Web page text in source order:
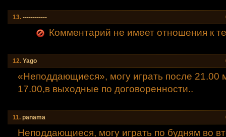
13. ------------
Комментарий не имеет отношения к
12. Yago
«Неподдающиеся», могу играть после 21.00
17.00,в выходные по договоренности..
11. panama
Неподдающиеся, могу играть по будням во